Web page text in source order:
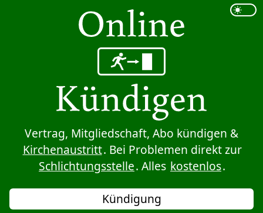
Sprung zum Inhalt
Vertrag, Mitgliedschaft, Abo kündigen &
Kirchenaustritt. Bei Problemen direkt zur
Schlichtungsstelle. Alles kostenlos.
Kündigung